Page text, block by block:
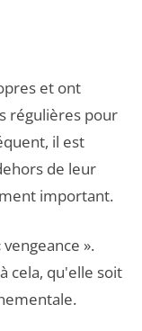
et ont
régulières pour
il est
de leur
important.
».
cela, qu'elle soit